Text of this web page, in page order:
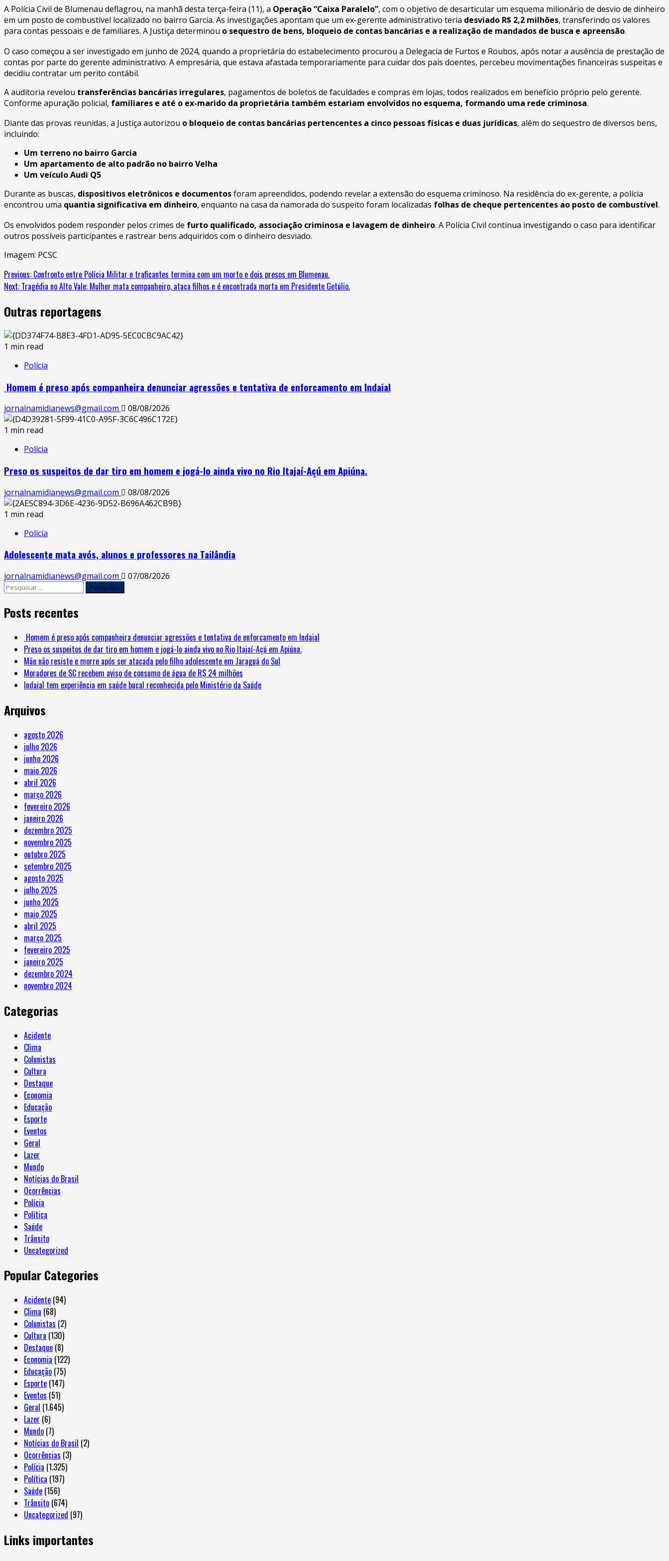
A Polícia Civil de Blumenau deflagrou, na manhã desta terça-feira (11), a Operação “Caixa Paralelo”, com o objetivo de desarticular um esquema milionário de desvio de dinheiro
em um posto de combustível localizado no bairro Garcia. As investigações apontam que um ex-gerente administrativo teria desviado R$ 2,2 milhões, transferindo os valores
para contas pessoais e de familiares. A Justiça determinou o sequestro de bens, bloqueio de contas bancárias e a realização de mandados de busca e apreensão.
O caso começou a ser investigado em junho de 2024, quando a proprietária do estabelecimento procurou a Delegacia de Furtos e Roubos, após notar a ausência de prestação de
contas por parte do gerente administrativo. A empresária, que estava afastada temporariamente para cuidar dos pais doentes, percebeu movimentações financeiras suspeitas e
decidiu contratar um perito contábil.
A auditoria revelou transferências bancárias irregulares, pagamentos de boletos de faculdades e compras em lojas, todos realizados em benefício próprio pelo gerente.
Conforme apuração policial, familiares e até o ex-marido da proprietária também estariam envolvidos no esquema, formando uma rede criminosa.
Diante das provas reunidas, a Justiça autorizou o bloqueio de contas bancárias pertencentes a cinco pessoas físicas e duas jurídicas, além do sequestro de diversos bens,
incluindo:
Um terreno no bairro Garcia
Um apartamento de alto padrão no bairro Velha
Um veículo Audi Q5
Durante as buscas, dispositivos eletrônicos e documentosforam apreendidos, podendo revelar a extensão do esquema criminoso. Na residência do ex-gerente, a polícia
encontrou uma quantia significativa em dinheiro, enquanto na casa da namorada do suspeito foram localizadas folhas de cheque pertencentes ao posto de combustível.
Os envolvidos podem responder pelos crimes de furto qualificado, associação criminosa e lavagem de dinheiro. A Polícia Civil continua investigando o caso para identificar
outros possíveis participantes e rastrear bens adquiridos com o dinheiro desviado.
Imagem: PCSC
Previous: Confronto entre Polícia Militar e traficantes termina com um morto e dois presos em Blumenau.
Next: Tragédia no Alto Vale: Mulher mata companheiro, ataca filhos e é encontrada morta em Presidente Getúlio.
Outras reportagens
1 min read
Polícia
Homem é preso após companheira denunciar agressões e tentativa de enforcamento em Indaial
jornalnamidianews@gmail.com
08/08/2026
1 min read
Polícia
Preso os suspeitos de dar tiro em homem e jogá-lo ainda vivo no Rio Itajaí-Açú em Apiúna.
jornalnamidianews@gmail.com
08/08/2026
1 min read
Polícia
Adolescente mata avós, alunos e professores na Tailândia
jornalnamidianews@gmail.com 07/08/2026
Posts recentes
Homem é preso após companheira denunciar agressões e tentativa de enforcamento em Indaial
Preso os suspeitos de dar tiro em homem e jogá-lo ainda vivo no Rio Itajaí-Açú em Apiúna.
Mãe não resiste e morre após ser atacada pelo filho adolescente em Jaraguá do Sul
Moradores de SC recebem aviso de consumo de água de R$ 24 milhões
Indaial tem experiência em saúde bucal reconhecida pelo Ministério da Saúde
Arquivos
agosto 2026
julho 2026
junho 2026
maio 2026
abril 2026
março 2026
fevereiro 2026
janeiro 2026
dezembro 2025
novembro 2025
outubro 2025
setembro 2025
agosto 2025
julho 2025
junho 2025
maio 2025
abril 2025
março 2025
fevereiro 2025
janeiro 2025
dezembro 2024
novembro 2024
Categorias
Acidente
Clima
Colunistas
Cultura
Destaque
Economia
Educação
Esporte
Eventos
Geral
Lazer
Mundo
Notícias do Brasil
Ocorrências
Polícia
Política
Saúde
Trânsito
Uncategorized
Popular Categories
Acidente (94)
Clima (68)
Colunistas (2)
Cultura (130)
Destaque (8)
Economia (122)
Educação (75)
Esporte (147)
Eventos (51)
Geral (1.645)
Lazer (6)
Mundo (7)
Notícias do Brasil (2)
Ocorrências (3)
Polícia (1.325)
Política (197)
Saúde (156)
Trânsito (674)
Uncategorized (97)
Links importantes